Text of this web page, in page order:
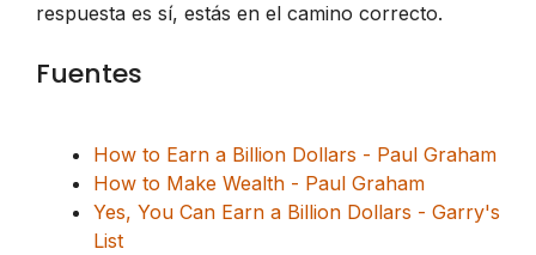
respuesta es sí, estás en el camino correcto.
Fuentes
How to Earn a Billion Dollars - Paul Graham
How to Make Wealth - Paul Graham
Yes, You Can Earn a Billion Dollars - Garry's
List